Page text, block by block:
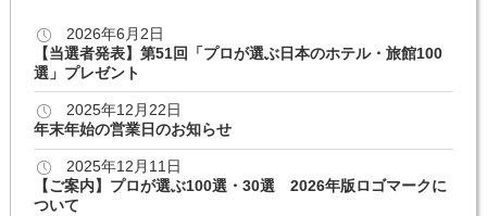
2026年6月2日
【当選者発表】第51回「プロが選ぶ日本のホテル・旅館100
選」プレゼント
2025年12月22日
年末年始の営業日のお知らせ
2025年12月11日
【ご案内】プロが選ぶ100選・30選 2026年版ロゴマークに
ついて